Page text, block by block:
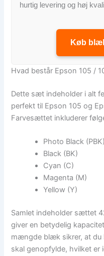
hurtig levering og høj
Køb
Hvad består Epson 105 /
Dette sæt indeholder i alt
perfekt til Epson 105 og
Farvesættet inkluderer
Photo Black (PBK)
Black (BK)
Cyan (C)
Magenta (M)
Yellow (Y)
Samlet indeholder sættet
giver en betydelig
mængde blæk sikrer, at du
skal genopfylde, hvilket er